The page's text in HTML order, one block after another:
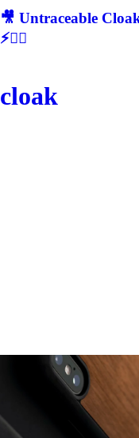
🎥 Untraceable
⚡🕵‍♂
cloak